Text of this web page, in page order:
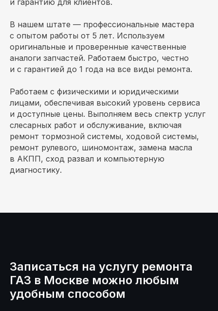
В нашем штате — профессиональные мастера
с опытом работы от 5 лет. Используем
оригинальные и проверенные качественные
аналоги запчастей. Работаем быстро, честно
и с гарантией до 1 года на все виды ремонта.
Работаем с физическими и юридическими
лицами, обеспечивая высокий уровень сервиса
и доступные цены. Выполняем весь спектр услуг
слесарных работ и обслуживание, включая
ремонт тормозной системы, ходовой системы,
ремонт рулевого, шиномонтаж, замена масла
в АКПП, сход развал и компьютерную
диагностику.
Записаться на услугу ремонта
ГАЗ в Москве можно любым
удобным способом
Администратор
burmakmotors@yandex.ru
Электронная почта
в яндекс карты